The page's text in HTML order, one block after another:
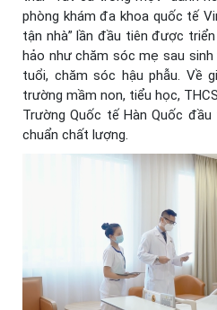
phòng khám đa khoa quốc tế
tận nhà” lần đầu tiên được
hảo như chăm sóc mẹ sau
tuổi, chăm sóc hậu phẫu. Về
trường mầm non, tiểu học,
Trường Quốc tế Hàn Quốc
chuẩn chất lượng.